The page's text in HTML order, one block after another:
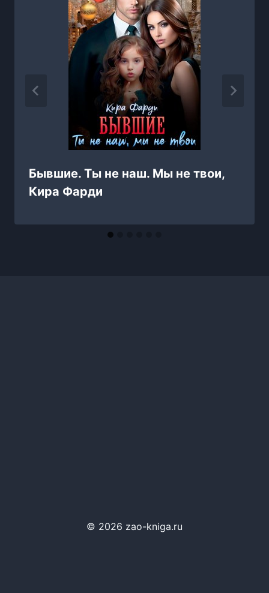
Бывшие. Ты не наш. Мы не твои,
Кира Фарди
© 2026 zao-kniga.ru